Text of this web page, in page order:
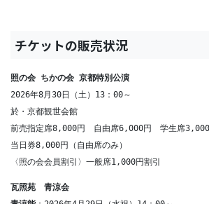
チケットの販売状況
照の会 ちかの会 京都特別公演
2026年8月30日（土）13：00～
於・京都観世会館
前売指定席8,000円　自由席6,000円　学生席3,000
当日券8,000円（自由席のみ）
〈照の会会員割引〉一般席1,000円割引
瓦照苑　青涼会